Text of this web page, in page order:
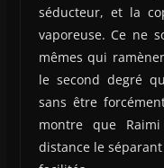
séducteur, et la
vaporeuse. Ce ne
mêmes qui
le second degré
sans être
montre que
distance le